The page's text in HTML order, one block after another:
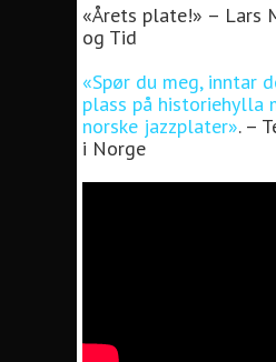
«Årets plate!» – Lars
og Tid
«Spør du meg, inntar
plass på historiehylla
norske jazzplater». –
i Norge